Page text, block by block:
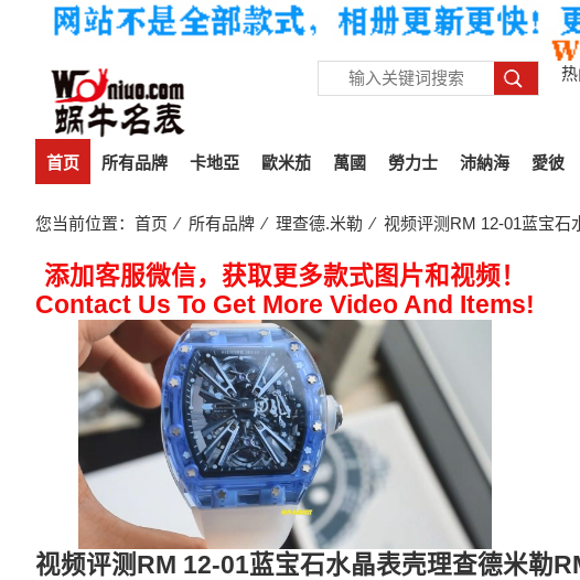
热
首页 所有品牌 卡地亞 歐米茄 萬國 勞力士 沛納海 愛彼
您当前位置： 首页 ⁄ 所有品牌 ⁄ 理查德.米勒 ⁄ 视频评测RM 12-01蓝宝石
添加客服微信，获取更多款式图片和视频！
Contact Us To Get More Video And Items!
视频评测RM 12-01蓝宝石水晶表壳理查德米勒